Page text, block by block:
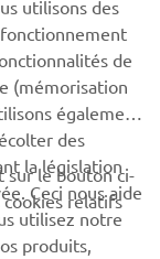
utilisons des
de
(mémorisation
également
des
la législation
Ceci nous aide
utilisez notre
produits,
sur le bouton ci-
relatifs